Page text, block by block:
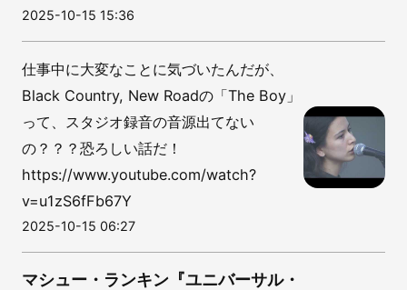
2025-10-15 15:36
仕事中に大変なことに気づいたんだが、
Black Country, New Roadの「The Boy」
って、スタジオ録音の音源出てない
の？？？恐ろしい話だ！
https://www.youtube.com/watch?
v=u1zS6fFb67Y
2025-10-15 06:27
マシュー・ランキン『ユニバーサル・